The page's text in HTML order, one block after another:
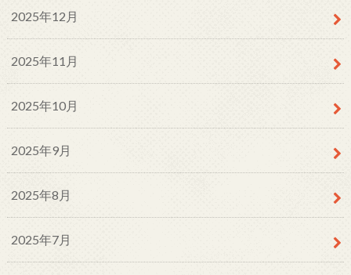
2025年12月
2025年11月
2025年10月
2025年9月
2025年8月
2025年7月